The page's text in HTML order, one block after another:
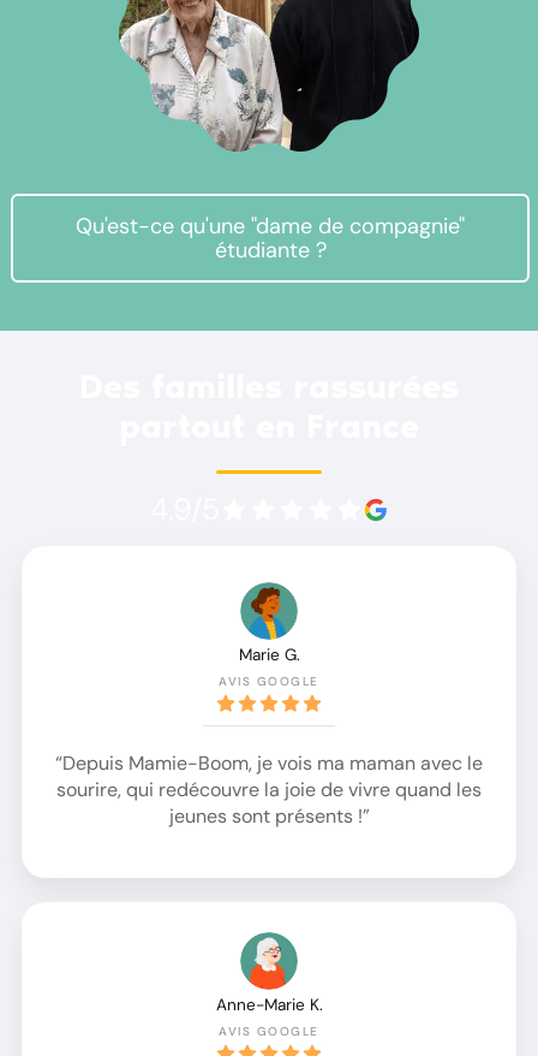
Qu'est-ce qu'une "dame de compagnie"
étudiante ?
Marie G.
AVIS GOOGLE
“Depuis Mamie-Boom, je vois ma maman avec le
sourire, qui redécouvre la joie de vivre quand les
jeunes sont présents !”
Anne-Marie K.
AVIS GOOGLE